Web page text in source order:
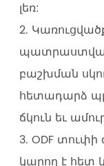
լեռ:
2.
պատրաստված
բաշխման
հետադարձ
ճկուն եւ
3. ODF
կարող է հետ